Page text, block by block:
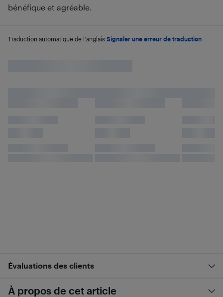
bénéfique et agréable.
Traduction automatique de l'anglais. Signaler une erreur de traduction
Évaluations des clients
À propos de cet article